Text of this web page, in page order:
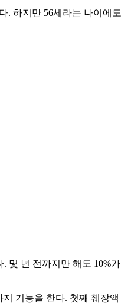
. 하지만 56세라는 나이에도
몇 년 전까지만 해도 10%가
기능을 한다. 첫째 췌장액